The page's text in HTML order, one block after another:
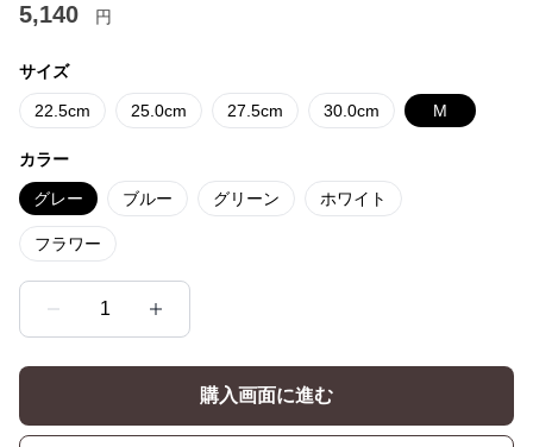
5,140 円
サイズ
22.5cm 25.0cm 27.5cm 30.0cm M
カラー
グレー ブルー グリーン ホワイト
フラワー
1
購入画面に進む